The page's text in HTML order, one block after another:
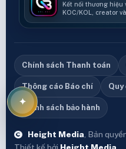
Kết nối thương hiệu
KOC/KOL, creator và
Chính sách Thanh toán
Thông cáo Báo chí Quy
Chính sách bảo hành
Height Media , Bản